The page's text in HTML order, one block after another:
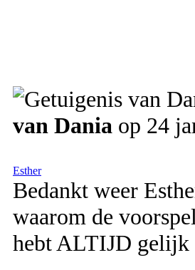
van Dania op 24
Esther
Bedankt weer
waarom de
hebt ALTIJD gelijk